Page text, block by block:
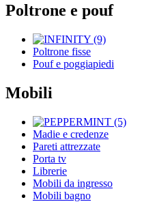
Poltrone e pouf
Poltrone fisse
Pouf e poggiapiedi
Mobili
Madie e credenze
Pareti attrezzate
Porta tv
Librerie
Mobili da ingresso
Mobili bagno